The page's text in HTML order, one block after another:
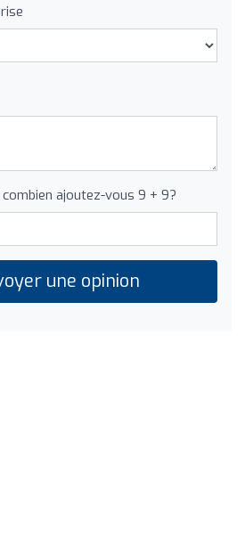
ajoutez-vous 9 + 9?
une opinion